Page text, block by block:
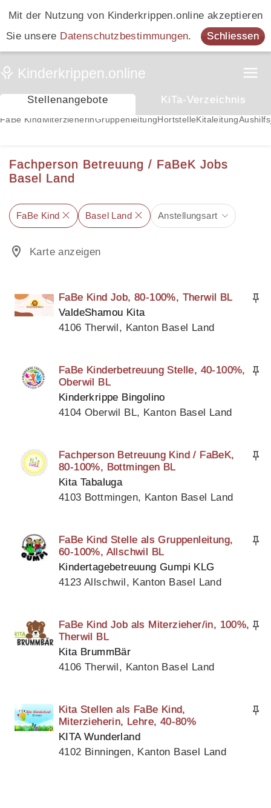
Mit der Nutzung von Kinderkrippen.online akzeptieren
Sie unsere Datenschutzbestimmungen. Schliessen
Stellenangebote KiTa-Verzeichnis
FaBe Kind MiterzieherinGruppenleitung Hortstelle Kitaleitung
Fachperson Betreuung / FaBeK Jobs
Basel Land
FaBe Kind Basel Land Anstellungsart
Karte anzeigen
FaBe Kind Job, 80-100%, Therwil BL
ValdeShamou Kita
4106 Therwil, Kanton Basel Land
FaBe Kinderbetreuung Stelle, 40-100%,
Oberwil BL
Kinderkrippe Bingolino
4104 Oberwil BL, Kanton Basel Land
Fachperson Betreuung Kind / FaBeK,
80-100%, Bottmingen BL
Kita Tabaluga
4103 Bottmingen, Kanton Basel Land
FaBe Kind Stelle als Gruppenleitung,
60-100%, Allschwil BL
Kindertagebetreuung Gumpi KLG
4123 Allschwil, Kanton Basel Land
FaBe Kind Job als Miterzieher/in, 100%,
Therwil BL
Kita BrummBär
4106 Therwil, Kanton Basel Land
Kita Stellen als FaBe Kind,
Miterzieherin, Lehre, 40-80%
KITA Wunderland
4102 Binningen, Kanton Basel Land